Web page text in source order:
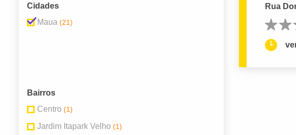
Cidades
Maua (21)
Bairros
Centro (1)
Jardim Itapark Velho (1)
Rua